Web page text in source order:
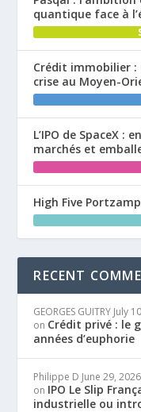
quantique face à
Crédit immobilier
crise au Moyen-
L’IPO de SpaceX :
marchés et
High Five
RECENT
GEORGES GUITRY July
on Crédit privé : le
années d’euphorie
Philippe D June 29, 2026
on IPO Le Slip
industrielle ou